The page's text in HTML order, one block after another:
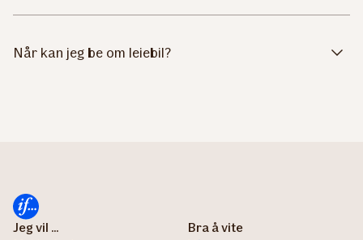
Når kan jeg be om leiebil?
Jeg vil ...
Bra å vite